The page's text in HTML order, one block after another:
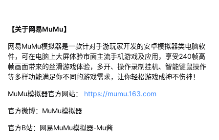
【关于网易MuMu】
网易MuMu模拟器是一款针对手游玩家开发的安卓模拟器类电脑软
件，可在电脑上大屏体验市面主流手机游戏及应用，享受240帧高
帧画面带来的丝滑游戏体验，多开、操作录制挂机、智能键鼠操作
等多样功能满足你不同的游戏需求，让你轻松游戏成神不伤神！
MuMu模拟器官方网站： https://mumu.163.com
官方微博：MuMu模拟器
官方B站：网易MuMu模拟器-Mu酱